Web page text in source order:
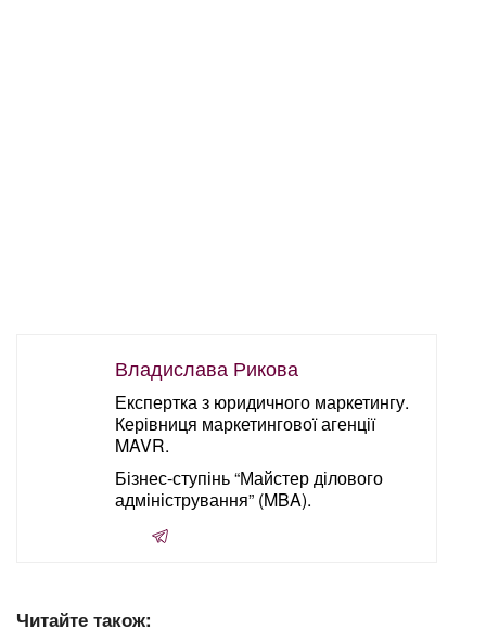
Владислава Рикова
Експертка з юридичного маркетингу.
Керівниця маркетингової агенції
MAVR.
Бізнес-ступінь “Майстер ділового
адміністрування” (MBA).
Читайте також: